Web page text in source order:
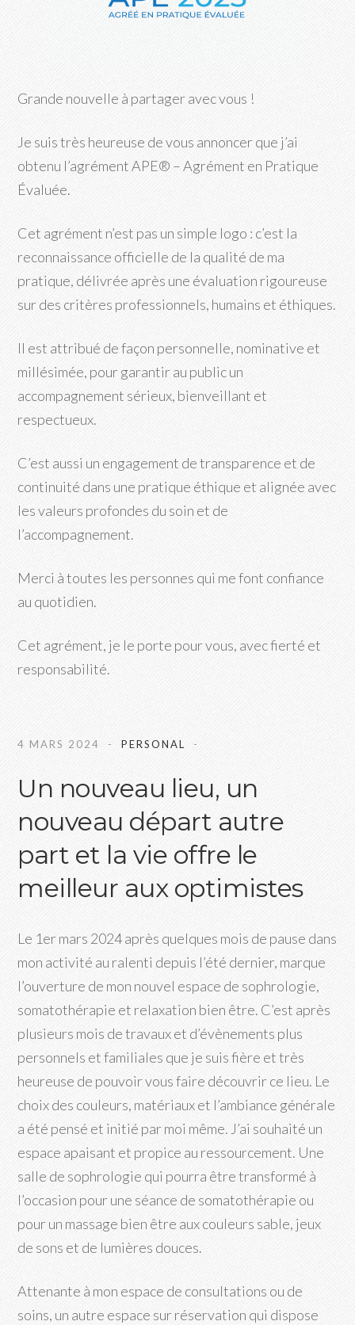
Grande nouvelle à partager avec vous !
Je suis très heureuse de vous annoncer que j’ai
obtenu l’agrément APE® – Agrément en Pratique
Évaluée.
Cet agrément n’est pas un simple logo : c’est la
reconnaissance officielle de la qualité de ma
pratique, délivrée après une évaluation rigoureuse
sur des critères professionnels, humains et éthiques.
Il est attribué de façon personnelle, nominative et
millésimée, pour garantir au public un
accompagnement sérieux, bienveillant et
respectueux.
C’est aussi un engagement de transparence et de
continuité dans une pratique éthique et alignée avec
les valeurs profondes du soin et de
l’accompagnement.
Merci à toutes les personnes qui me font confiance
au quotidien.
Cet agrément, je le porte pour vous, avec fierté et
responsabilité.
4 MARS 2024 PERSONAL
Un nouveau lieu, un
nouveau départ autre
part et la vie offre le
meilleur aux optimistes
Le 1er mars 2024 après quelques mois de pause dans
mon activité au ralenti depuis l’été dernier, marque
l’ouverture de mon nouvel espace de sophrologie,
somatothérapie et relaxation bien être. C’est après
plusieurs mois de travaux et d’évènements plus
personnels et familiales que je suis fière et très
heureuse de pouvoir vous faire découvrir ce lieu. Le
choix des couleurs, matériaux et l’ambiance générale
a été pensé et initié par moi même. J’ai souhaité un
espace apaisant et propice au ressourcement. Une
salle de sophrologie qui pourra être transformé à
l’occasion pour une séance de somatothérapie ou
pour un massage bien être aux couleurs sable, jeux
de sons et de lumières douces.
Attenante à mon espace de consultations ou de
soins, un autre espace sur réservation qui dispose